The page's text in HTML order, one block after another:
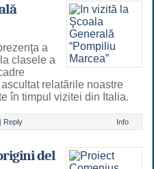
a
clasele a
relatările noastre
în timpul vizitei din Italia.
| Reply Info
del